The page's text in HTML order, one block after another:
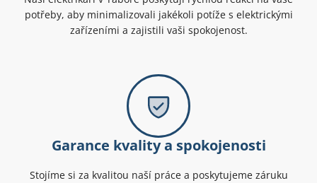
potřeby, aby minimalizovali jakékoli potíže s elektrickými
zařízeními a zajistili vaši spokojenost.
Garance kvality a spokojenosti
Stojíme si za kvalitou naší práce a poskytujeme záruku